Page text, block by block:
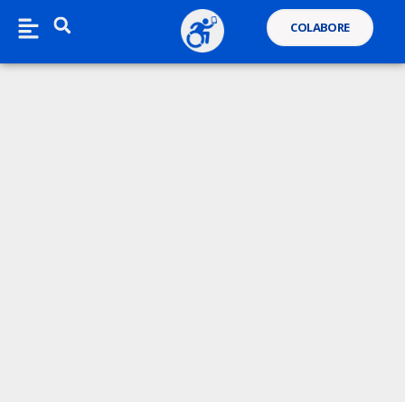
COLABORE